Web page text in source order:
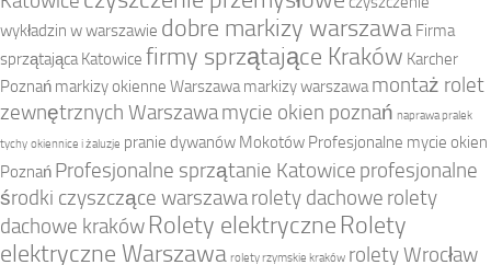
wykładzin w warszawie dobre markizy warszawa Firma
sprzątająca Katowice firmy sprzątające Kraków Karcher
Poznań markizy okienne Warszawa markizy warszawa montaż rolet
zewnętrznych Warszawamycie okien poznań naprawa pralek
tychy okiennice i żaluzje pranie dywanów Mokotów Profesjonalne mycie okien
Poznań Profesjonalne sprzątanie Katowice profesjonalne
środki czyszczące warszawarolety dachowe rolety
dachowe kraków Rolety elektryczne Rolety
elektryczne Warszawa rolety rzymskie kraków rolety Wrocław